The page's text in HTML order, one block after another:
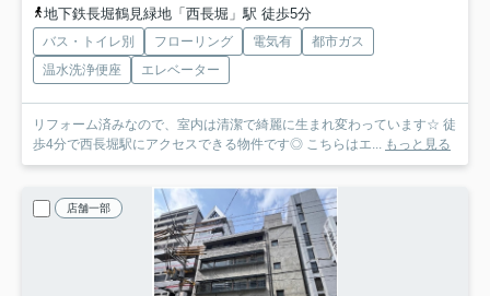
地下鉄長堀鶴見緑地「西長堀」駅 徒歩5分
バス・トイレ別 フローリング 電気有
都市ガス
温水洗浄便座
エレベーター
リフォーム済みなので、室内は清潔で綺麗に生まれ変わっています☆ 徒
歩4分で西長堀駅にアクセスできる物件です◎ こちらはエ... もっと見る
店舗一部